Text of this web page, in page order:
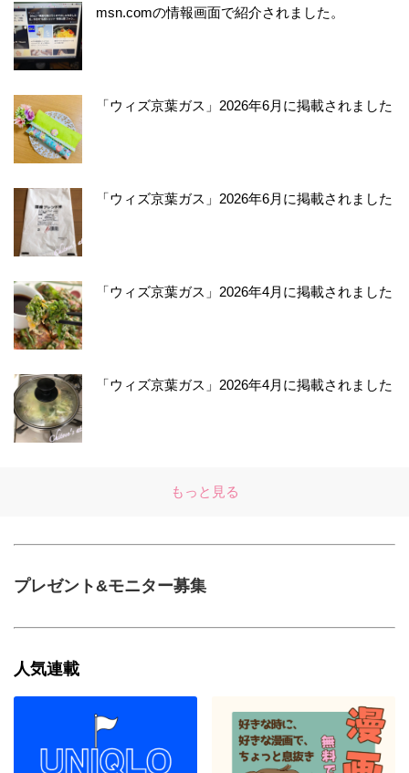
msn.comの情報画面で紹介されました。
「ウィズ京葉ガス」2026年6月に掲載されました
「ウィズ京葉ガス」2026年6月に掲載されました
「ウィズ京葉ガス」2026年4月に掲載されました
「ウィズ京葉ガス」2026年4月に掲載されました
もっと見る
プレゼント&モニター募集
人気連載